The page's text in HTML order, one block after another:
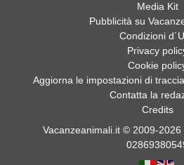
Media Kit
Pubblicità su
Condizioni
Privacy
Cookie
Aggiorna le impostazioni di
Contatta la
Credits
Vacanzeanimali.it © 2009-2026